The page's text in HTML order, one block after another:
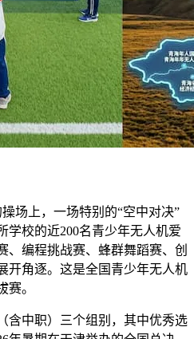
场上，一场特别的“空中对决”
学校的近200名青少年无人机爱
、编程挑战赛、蜂群舞蹈赛、创
开角逐。这是全国青少年无人机
赛。
含中职）三个组别，其中优秀选